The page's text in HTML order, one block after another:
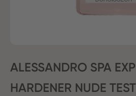
ALESSANDRO SPA
HARDENER NUDE